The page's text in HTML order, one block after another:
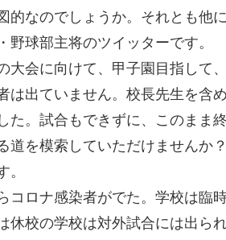
的なのでしょうか。それとも他
野球部主将のツイッターです。
大会に向けて、甲子園目指して
は出ていません。校長先生を含
た。試合もできずに、このまま
道を模索していただけませんか？
。
コロナ感染者がでた。学校は臨
休校の学校は対外試合には出られ